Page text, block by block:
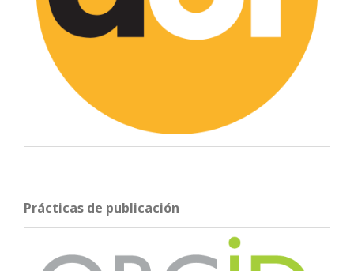
Prácticas de publicación